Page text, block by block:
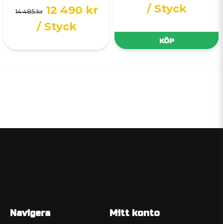
14 485 kr 12 490 kr
/ Styck
/ Styck
KÖP
Navigera Mitt konto